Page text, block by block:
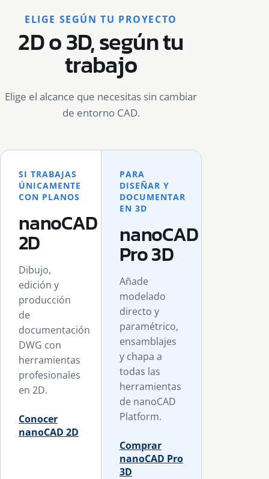
ELIGE SEGÚN TU PROYECTO
2D o 3D, según tu
trabajo
Elige el alcance que necesitas sin cambiar
de entorno CAD.
SI TRABAJAS
ÚNICAMENTE
CON PLANOS
nanoCAD
2D
Dibujo,
edición y
producción
de
documentación
DWG con
herramientas
profesionales
en 2D.
Conocer
nanoCAD 2D
PARA
DISEÑAR Y
DOCUMENTAR
EN 3D
nanoCAD
Pro 3D
Añade
modelado
directo y
paramétrico,
ensamblajes
y chapa a
todas las
herramientas
de nanoCAD
Platform.
Comprar
nanoCAD Pro
3D